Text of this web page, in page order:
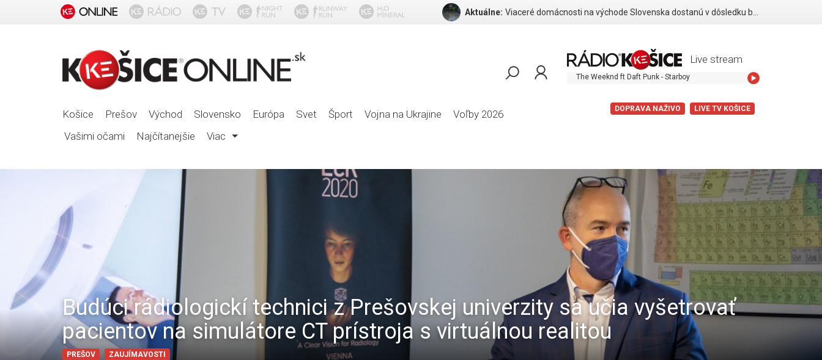
Aktuálne:
Košice Prešov Východ Slovensko Európa Svet Šport Vojna na Ukrajine
Voľby 2026
Vašimi očami
Najčítanejšie Viac
Live stream
The Weeknd ft Daft Punk - Starboy
DOPRAVA NAŽIVO LIVE TV KOŠICE
Budúci rádiologickí technici z Prešovskej univerzity sa učia vyšetrovať
pacientov na simulátore CT prístroja s virtuálnou realitou
PREŠOV ZAUJÍMAVOSTI